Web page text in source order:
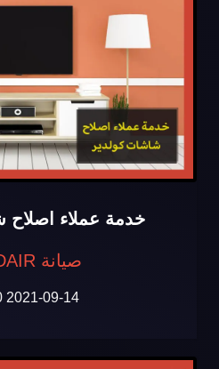
خدمة عملاء اصلاح
صيانة KOLDAIR
2021-09-14
0